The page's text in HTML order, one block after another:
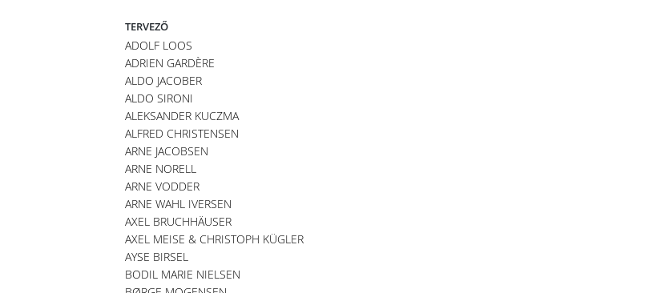
TERVEZŐ
ADOLF LOOS
ADRIEN GARDÈRE
ALDO JACOBER
ALDO SIRONI
ALEKSANDER KUCZMA
ALFRED CHRISTENSEN
ARNE JACOBSEN
ARNE NORELL
ARNE VODDER
ARNE WAHL IVERSEN
AXEL BRUCHHÄUSER
AXEL MEISE & CHRISTOPH KÜGLER
AYSE BIRSEL
BODIL MARIE NIELSEN